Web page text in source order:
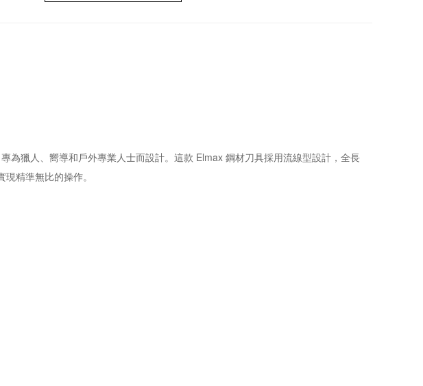
為獵人、嚮導和戶外專業人士而設計。這款 Elmax 鋼材刀具採用流線型設計，全長
精準無比的操作。